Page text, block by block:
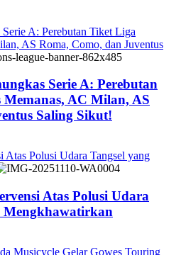
A: Perebutan Tiket Liga
AS Roma, Como, dan Juventus
Serie A: Perebutan
AC Milan, AS
Saling Sikut!
Atas Polusi Udara Tangsel yang
Atas Polusi Udara
Mengkhawatirkan
Musicycle Gelar Gowes Touring